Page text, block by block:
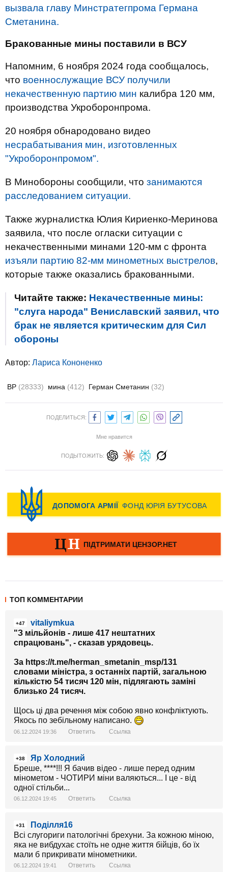
вызвала главу Минстратегпрома Германа
Сметанина.
Бракованные мины поставили в ВСУ
Напомним, 6 ноября 2024 года сообщалось,
что военнослужащие ВСУ получили
некачественную партию мин калибра 120 мм,
производства Укроборонпрома.
20 ноября обнародовано видео
несрабатывания мин, изготовленных
"Укроборонпромом".
В Минобороны сообщили, что занимаются
расследованием ситуации.
Также журналистка Юлия Кириенко-Меринова
заявила, что после огласки ситуации с
некачественными минами 120-мм с фронта
изъяли партию 82-мм минометных выстрелов,
которые также оказались бракованными.
Читайте также: Некачественные мины:
"слуга народа" Вениславский заявил, что
брак не является критическим для Сил
обороны
Автор: Лариса Кононенко
ВР (28333) мина (412) Герман Сметанин (32)
ПОДЕЛИТЬСЯ:
Мне нравится
ПОДЫТОЖИТЬ:
ТОП КОММЕНТАРИИ
+47
vitaliymkua
"З мільйонів - лише 417 нештатних
спрацювань", - сказав урядовець.
За https://t.me/herman_smetanin_msp/131
словами міністра, з останніх партій, загальною
кількістю 54 тисяч 120 мін, підлягають заміні
близько 24 тисяч.
Щось ці два речення між собою явно конфліктують.
Якось по зебільному написано.
06.12.2024 19:36 Ответить Ссылка
+38
Яр Холодний
Бреше, ****!!! Я бачив відео - лише перед одним
мінометом - ЧОТИРИ міни валяються... І це - від
одної стільби...
06.12.2024 19:45 Ответить Ссылка
+31
Поділля16
Всі слугориги патологічні брехуни. За кожною міною,
яка не вибдухає стоїть не одне життя бійців, бо їх
мали б прикривати мінометники.
06.12.2024 19:41 Ответить Ссылка